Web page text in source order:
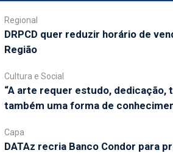
Regional
DRPCD quer reduzir horário de
Região
Cultura e Social
“A arte requer estudo, dedicação,
também uma forma de
Capa
DATAz recria Banco Condor para